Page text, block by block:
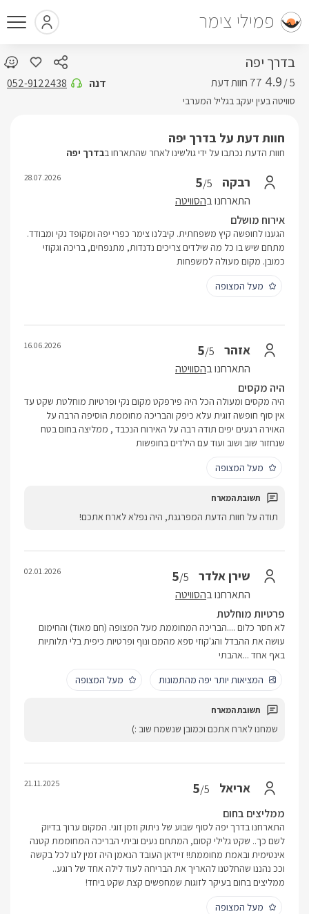
פמילי צימר
בדרך יפה
5 /
4.9
סוויטה בעין יעקב בגליל המערבי
דנה 052-9122438
חוות דעת על בדרך יפה
חוות הדעת נכתבו על ידי גולשינו לאחר שהתארחו בבדרך יפה
רבקה 5/5
התארחנו בהסוויטה
28.07.2026
אירוח מושלם
הגענו לחופשה קיץ משפחתית. קיבלנו צימר כפרי יפה ומקופד נקי ומבודד.
מתחם שיש בו כל מה שילדים צריכים נדנדות, מתנפחים, בריכה וגקוזי
כמובן. מקום מעולה למשפחות
מעל המצופה
אזהר 5/5
התארחנו בהסוויטה
16.06.2026
היה מקסים
היה מקסים ומעולה הכל היה פירפקט מקום נקי ופרטיות מוחלטת שקט עד
אין סוף חופשה זוגית עלא כיפק והבריכה מחוממת הוסיפה הרבה על
האוירה רגעים יפים תודה רבה על האירוח הנכבד , ממליצה בחום בטח
שנחזור שוב ושוב ועוד עם הילדים בחופשות
מעל המצופה
תודה על חוות הדעת המפרגנת, היה נפלא לארח אתכם!
שירן אלדר 5/5
התארחנו בהסוויטה
02.01.2026
פרטיות מוחלטת
לא חסר כלום ....הבריכה המחוממת מעל המצופה (חם מאוד) והחימום
עושה את ההבדל והג'קוזי ספא מהמם ונוף ופרטיות כיפית בלי תלותיות
באף אחד ...אהבתי
המציאות יותר יפה מהתמונות
מעל המצופה
שמחנו לארח אתכם וכמובן שנשמח שוב :)
אריאל 5/5
21.11.2025
ממליצים בחום
התארחנו בדרך יפה לסוף שבוע של ניתוק וזמן זוגי. המקום ערוך בדיוק
לשם כך.. שקט גלילי קסום, המתחם נעים וביתי הבריכה המחוממת קטנה
אינטימית ובאמת מחוממת!! זיידאן העובד הנאמן היה זמין לנו לכל בקשה
וככ נהננו שהחלטנו להאריך את הבריחה לעוד לילה אחד של רוגע..
ממליצים בחום בעיקר לזוגות שמחפשים קצת שקט ביחד!
מעל המצופה